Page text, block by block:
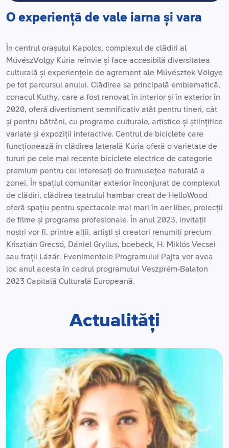
O experiență de vale iarna și vara
În centrul orașului Kapolcs, complexul de clădiri al
MűvészVölgy Kúria reînvie și face accesibilă diversitatea
culturală și experiențele de agrement ale Művésztek Völgye
pe tot parcursul anului. Clădirea sa principală emblematică,
conacul Kuthy, care a fost renovat în interior și în exterior în
2020, oferă divertisment semnificativ atât pentru tineri, cât
și pentru bătrâni, cu programe culturale, artistice și științifice
variate și expoziții interactive. Centrul de biciclete care
funcționează în clădirea laterală Kúria oferă o varietate de
tururi pe cele mai recente biciclete electrice de categorie
premium pentru cei interesați de frumusețea naturală a
zonei. În spațiul comunitar exterior înconjurat de complexul
de clădiri, clădirea teatrului hambar creat de HelloWood
oferă spațiu pentru spectacole mai mari în aer liber, proiecții
de filme și programe profesionale. În anul 2023, invitații
noștri vor fi, printre alții, artiști și creatori renumiți precum
Krisztián Grecsó, Dániel Gryllus, boebeck, H. Miklós Vecsei
sau frații Lázár. Evenimentele Programului Pajta vor avea
loc anul acesta în cadrul programului Veszprém-Balaton
2023 Capitală Culturală Europeană.
Actualități